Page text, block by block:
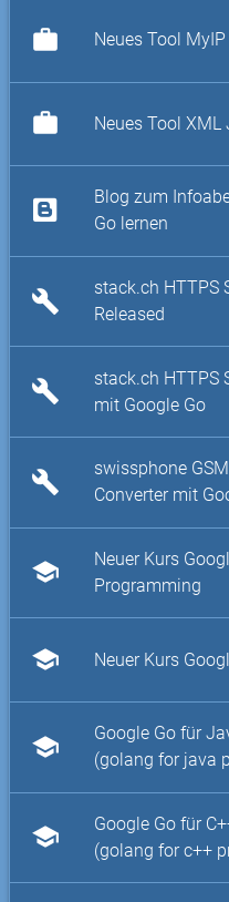
work Neues Tool
work Neues Tool XML
Blog zum
Go lernen
build
stack.ch HTTPS
Released
build
stack.ch HTTPS
mit Google Go
build
swissphone
Converter mit
school
Neuer Kurs
Programming
school Neuer Kurs
school
Google Go für
(golang for java
school
Google Go für
(golang for c++